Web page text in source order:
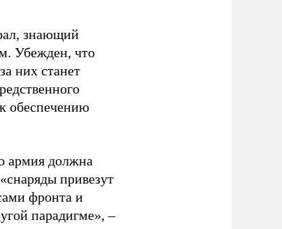
знающий
Убежден, что
них станет
обеспечению
армия должна
привезут
фронта и
парадигме», –